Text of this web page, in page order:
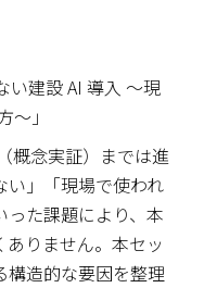
い建設 AI 導入 〜現
」
概念実証）までは進
い」「現場で使われ
た課題により、本
りません。本セッ
構造的な要因を整理